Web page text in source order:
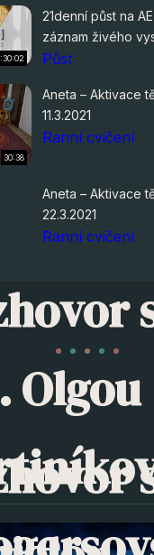
21denní půst na
záznam živého
půstu
Půst
30:38
Aneta – Aktivace
11.3.2021
Ranní cvičení
Aneta – Aktivace
22.3.2021
Ranní cvičení
Olgou